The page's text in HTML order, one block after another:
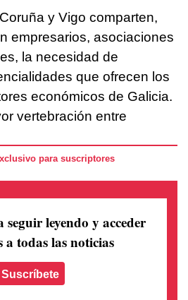
y Vigo comparten,
empresarios, asociaciones
la necesidad de
que ofrecen los
económicos de Galicia.
vertebración entre
para suscriptores
seguir leyendo y acceder
a todas las noticias
Suscríbete